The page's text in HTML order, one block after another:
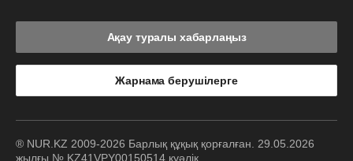
Ақау туралы хабарлаңыз
Жарнама берушілерге
® NUR.KZ 2009-2026 Барлық құқық қорғалған. 29.05.2026
жылғы № KZ41VPY00150514 куәлік.